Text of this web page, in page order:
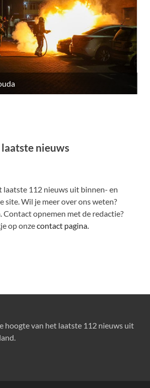
nieuws
laatste 112 nieuws uit binnen- en
site. Wil je meer over ons weten?
. Contact opnemen met de redactie?
op onzecontact pagina.
hoogte van het laatste 112 nieuws uit